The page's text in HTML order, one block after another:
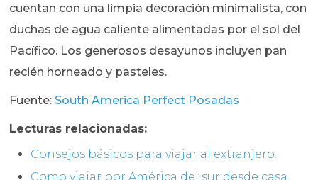
cuentan con una limpia decoración minimalista, con
duchas de agua caliente alimentadas por el sol del
Pacífico. Los generosos desayunos incluyen pan
recién horneado y pasteles.
Fuente: South America Perfect Posadas
Lecturas relacionadas:
Consejos básicos para viajar al extranjero.
Como viajar por América del sur desde casa